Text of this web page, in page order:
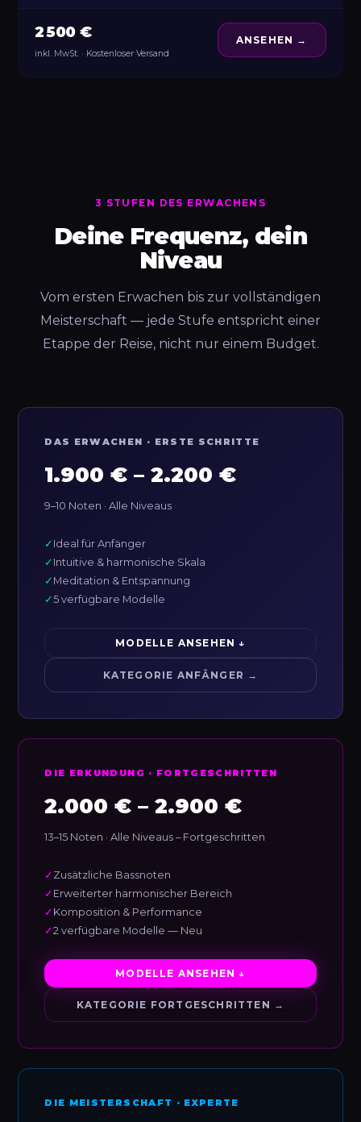
2 500 €
inkl. MwSt. · Kostenloser Versand
ANSEHEN →
3 STUFEN DES ERWACHENS
Deine Frequenz, dein
Niveau
Vom ersten Erwachen bis zur vollständigen
Meisterschaft — jede Stufe entspricht einer
Etappe der Reise, nicht nur einem Budget.
DAS ERWACHEN · ERSTE SCHRITTE
1.900 € – 2.200 €
9–10 Noten · Alle Niveaus
✓ Ideal für Anfänger
✓ Intuitive & harmonische Skala
✓ Meditation & Entspannung
✓5 verfügbare Modelle
MODELLE ANSEHEN ↓
KATEGORIE ANFÄNGER →
DIE ERKUNDUNG · FORTGESCHRITTEN
2.000 € – 2.900 €
13–15 Noten · Alle Niveaus – Fortgeschritten
✓ Zusätzliche Bassnoten
✓ Erweiterter harmonischer Bereich
✓ Komposition & Performance
✓2 verfügbare Modelle — Neu
MODELLE ANSEHEN ↓
KATEGORIE FORTGESCHRITTEN →
DIE MEISTERSCHAFT · EXPERTE